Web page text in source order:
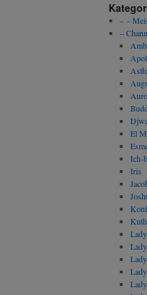
– –
–
El
Ich-
Iris